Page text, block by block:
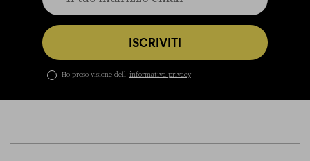
ISCRIVITI
Ho preso visione dell’ informativa privacy